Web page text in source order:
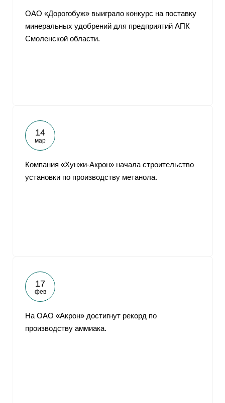
ОАО «Дорогобуж» выиграло конкурс на поставку
минеральных удобрений для предприятий АПК
Смоленской области.
14
мар
Компания «Хунжи-Акрон» начала строительство
установки по производству метанола.
17
фев
На ОАО «Акрон» достигнут рекорд по
производству аммиака.